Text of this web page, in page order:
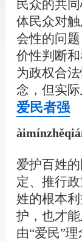
民众的共
体民众对
会性的问
价性判断
为政权合
念，但实
爱民者强
爱护百姓
定、推行
姓的根本
护，也才
由“爱民”